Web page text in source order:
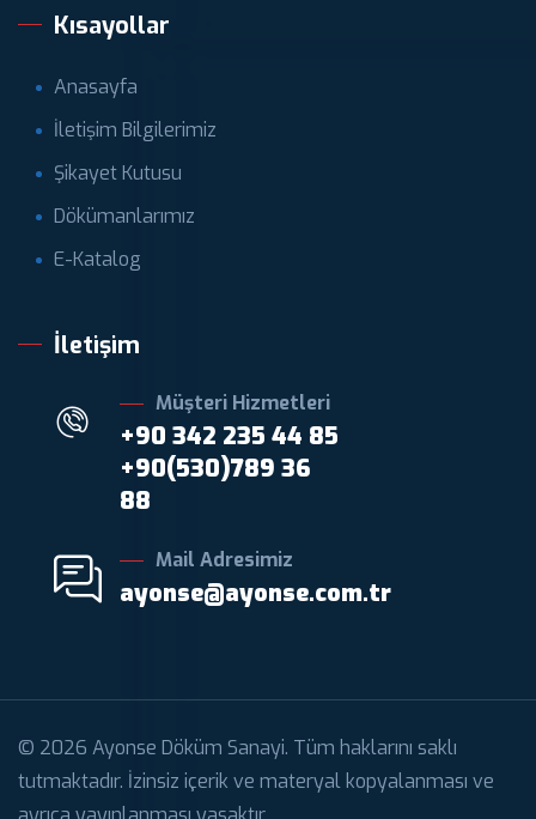
Kısayollar
Anasayfa
İletişim Bilgilerimiz
Şikayet Kutusu
Dökümanlarımız
E-Katalog
İletişim
Müşteri Hizmetleri
+90 342 235 44 85
+90(530)789 36
88
Mail Adresimiz
ayonse@ayonse.com.tr
© 2026 Ayonse Döküm Sanayi. Tüm haklarını saklı
tutmaktadır. İzinsiz içerik ve materyal kopyalanması ve